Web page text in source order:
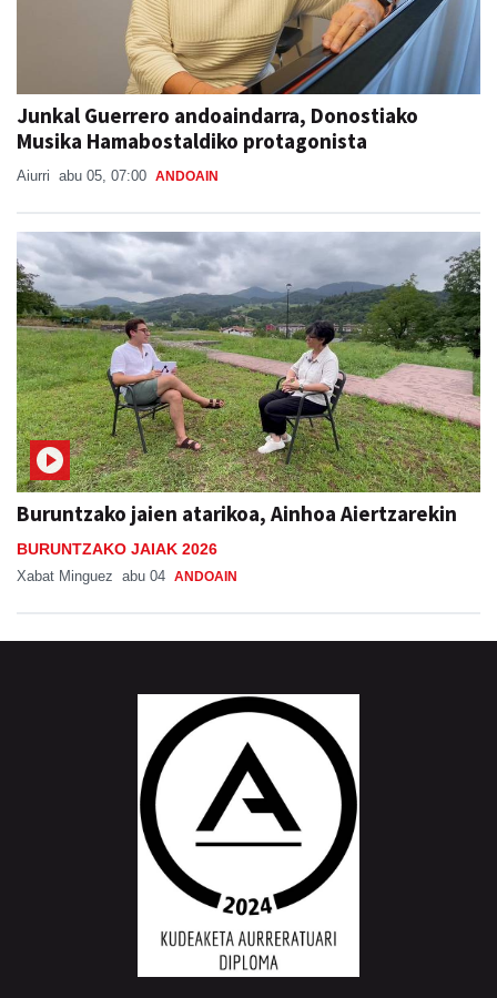
Junkal Guerrero andoaindarra, Donostiako
Musika Hamabostaldiko protagonista
Aiurri abu 05, 07:00 ANDOAIN
Buruntzako jaien atarikoa, Ainhoa Aiertzarekin
BURUNTZAKO JAIAK 2026
Xabat Minguez abu 04 ANDOAIN